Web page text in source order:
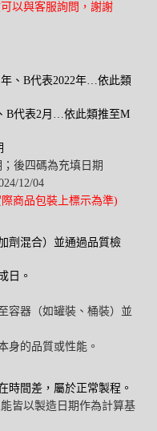
以與客服詢問，謝謝
、B代表2022年…依此類
B代表2月…依此類推至M
後四碼為充填日期
12/04
商品包裝上標示為準)
劑混合）並通過品質檢
日。
容器（如罐裝、桶裝）並
身的品質或性能。
時間差，屬於正常製程。
皆以製造日期作為計算基